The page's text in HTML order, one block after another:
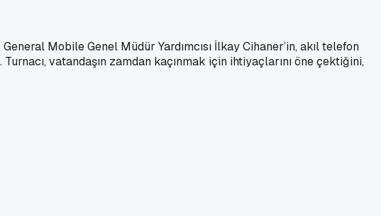
Mobile Genel Müdür Yardımcısı İlkay Cihaner’in, akıl telefon
vatandaşın zamdan kaçınmak için ihtiyaçlarını öne çektiğini,